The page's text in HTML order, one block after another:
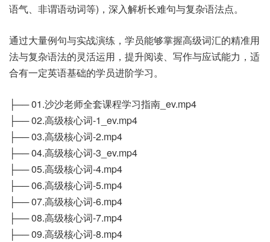
语气、非谓语动词等)，深入解析长难句与复杂语法点。
通过大量例句与实战演练，学员能够掌握高级词汇的精准用
法与复杂语法的灵活运用，提升阅读、写作与应试能力，适
合有一定英语基础的学员进阶学习。
├── 01.沙沙老师全套课程学习指南_ev.mp4
├── 02.高级核心词-1_ev.mp4
├── 03.高级核心词-2.mp4
├── 04.高级核心词-3_ev.mp4
├── 05.高级核心词-4.mp4
├── 06.高级核心词-5.mp4
├── 07.高级核心词-6.mp4
├── 08.高级核心词-7.mp4
├── 09.高级核心词-8.mp4